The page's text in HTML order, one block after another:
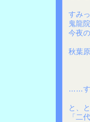
すみ
鬼龍
今夜
秋葉
……す
と、
「二